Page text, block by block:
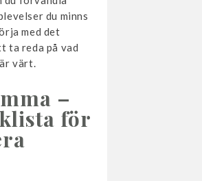
du minns
med det
ta reda på vad
värt.
–
för